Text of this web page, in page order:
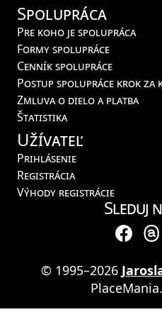
Spolupráca
Pre koho je spolupráca
Formy spolupráce
Cenník spolupráce
Postup spolupráce krok za
Zmluva o dielo a platba
Štatistika
Užívateľ
Prihlásenie
Registrácia
Výhody registrácie
Sleduj
© 1995–2026